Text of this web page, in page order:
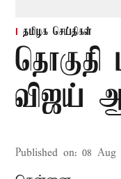
தமிழக செய்திகள்
விஜய்
Published on: 08 Aug